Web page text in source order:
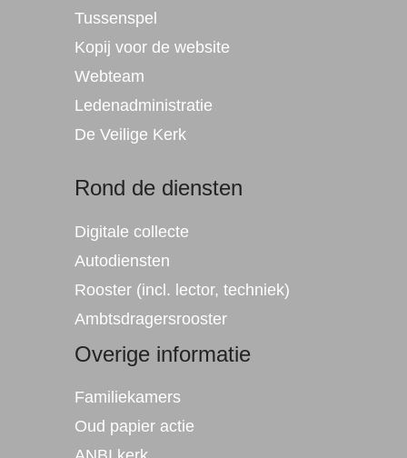
Tussenspel
Kopij voor de website
Webteam
Ledenadministratie
DeVeilige Kerk
Rond de diensten
Digitale collecte
Autodiensten
Rooster (incl. lector, techniek)
Ambtsdragersrooster
Overige informatie
Familiekamers
Oud papier actie